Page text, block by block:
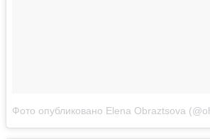
Фото опубликовано Elena Obraztsova